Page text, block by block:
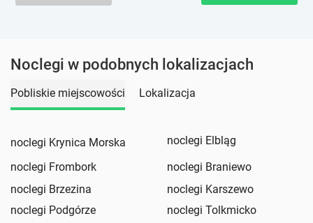
Noclegi w podobnych lokalizacjach
Pobliskie miejscowości Lokalizacja
noclegi Krynica Morska
noclegi Elbląg
noclegi Frombork
noclegi Braniewo
noclegi Brzezina
noclegi Karszewo
noclegi Podgórze
noclegi Tolkmicko